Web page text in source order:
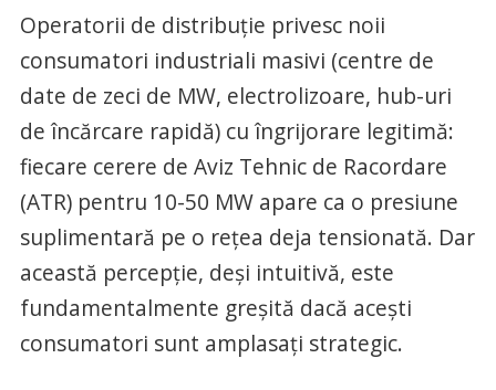
Operatorii de distribuție privesc noii
consumatori industriali masivi (centre de
date de zeci de MW, electrolizoare, hub-uri
de încărcare rapidă) cu îngrijorare legitimă:
fiecare cerere de Aviz Tehnic de Racordare
(ATR) pentru 10-50 MW apare ca o presiune
suplimentară pe o rețea deja tensionată. Dar
această percepție, deși intuitivă, este
fundamentalmente greșită dacă acești
consumatori sunt amplasați strategic.